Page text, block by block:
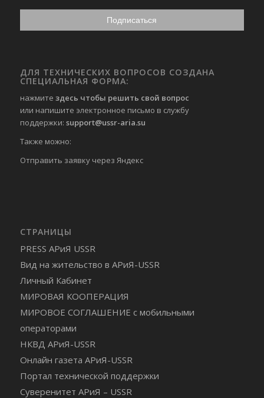
ДЛЯ ТЕХНИЧЕСКИХ ВОПРОСОВ СОЗДАНА
СПЕЦИАЛЬНАЯ ФОРМА:
нажмите здесь чтобы решить свой вопрос
или напишите электронное письмо в службу
поддержки: support@ussr-aria.su
Также можно:
Отправить заявку через Яндекс
СТРАНИЦЫ
PRESS АРиЯ USSR
Вид на жительство в АРиЯ-USSR
Личный Кабинет
МИРОВАЯ КООПЕРАЦИЯ
МИРОВОЕ СОГЛАШЕНИЕ с мобильными
операторами
НКВД АРиЯ-USSR
Онлайн газета АРиЯ-USSR
Портал технической поддержки
Суверенитет АРиЯ – USSR